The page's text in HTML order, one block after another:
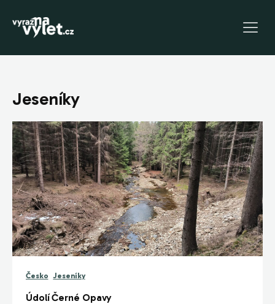
Jeseníky
Česko Jeseníky
Údolí Černé Opavy